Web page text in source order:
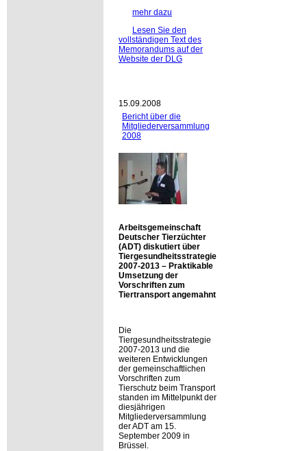
mehr dazu
Lesen Sie den
vollständigen Text des
Memorandums auf der
Website der DLG
15.09.2008
Bericht über die
Mitgliederversammlung
2008
Arbeitsgemeinschaft
Deutscher Tierzüchter
(ADT) diskutiert über
Tiergesundheitsstrategie
2007-2013 – Praktikable
Umsetzung der
Vorschriften zum
Tiertransport angemahnt
Die
Tiergesundheitsstrategie
2007-2013 und die
weiteren Entwicklungen
der gemeinschaftlichen
Vorschriften zum
Tierschutz beim Transport
standen im Mittelpunkt der
diesjährigen
Mitgliederversammlung
der ADT am 15.
September 2009 in
Brüssel.